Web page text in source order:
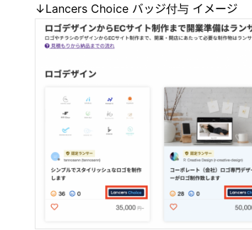
↓Lancers Choice バッジ付与 イメージ